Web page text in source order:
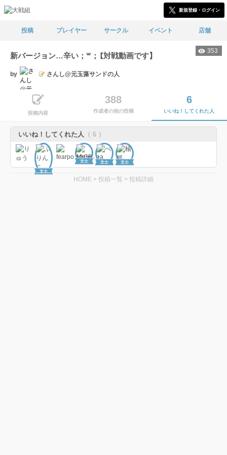
新規登録・ログイン
投稿 プレイヤー サークル イベント 店舗
353
新バージョン…辛い；꒳；【対戦動画です】
by さんし@元玉藻サンドの人
投稿内容
388
作成者の他の投稿
6
いいね！してくれた人
いいね！してくれた人 （ 6 ）
文士
文士 文士 文士
HOME > 投稿一覧 > 投稿詳細